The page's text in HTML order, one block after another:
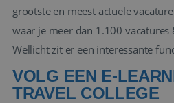
grootste en meest actuele
waar je meer dan 1.100 vacatures
Wellicht zit er een interessante
VOLG EEN E-
TRAVEL COLLEGE